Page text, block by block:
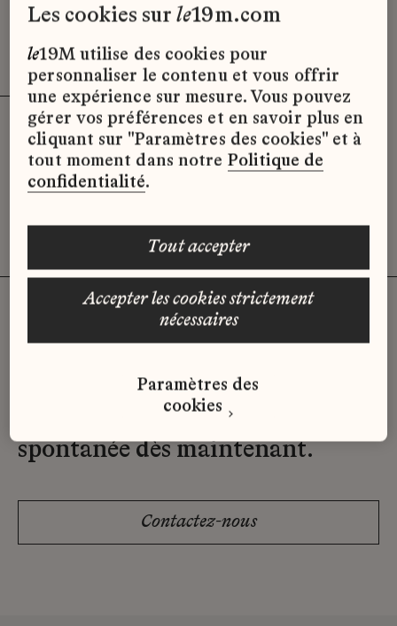
CDI
Effacer les filtres (3) x
Désolé, il semble qu’il n’y ait pas
d’offres d’emploi disponibles pour le
moment.
qui correspond à votre profil ?
Envoyez-nous votre candidature
spontanée dès maintenant.
Contactez-nous
les cookies surle19m.com
le19M utilise des cookies pour
personnaliser le contenu et vous offrir
une expérience sur mesure. Vous pouvez
gérer vos préférences et en savoir plus en
cliquant sur "Paramètres des cookies" et à
tout moment dans notre Politique de
confidentialité.
accepter les cookies strictement
nécessaires
tout accepter
Paramètres des
cookies